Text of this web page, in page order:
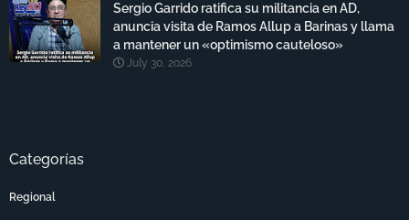
Sergio Garrido ratifica su militancia en AD,
anuncia visita de Ramos Allup a Barinas y llama
a mantener un «optimismo cauteloso»
July 30, 2026
Categorías
Regional